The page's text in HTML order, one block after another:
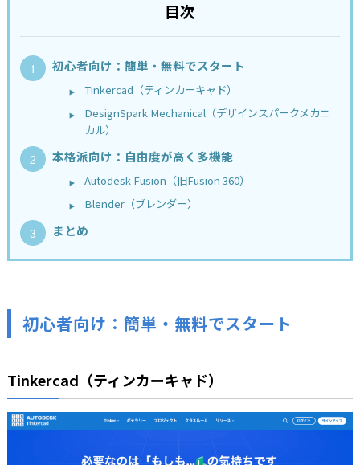
目次
初心者向け：簡単・無料でスタート
Tinkercad（ティンカーキャド）
DesignSpark Mechanical（デザインスパークメカニ
カル）
本格派向け：自由度が高く多機能
Autodesk Fusion（旧Fusion 360）
Blender（ブレンダー）
まとめ
初心者向け：簡単・無料でスタート
Tinkercad（ティンカーキャド）